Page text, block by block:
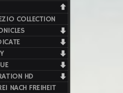
COLLECTION
HD
NACH FREIHEIT